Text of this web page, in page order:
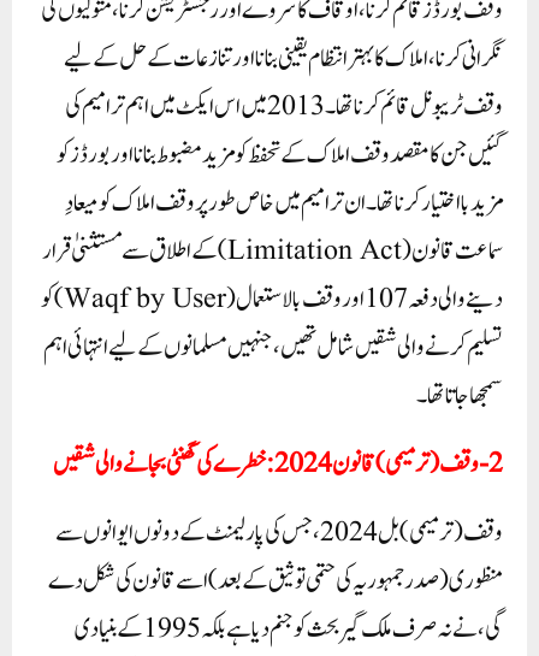
وقف بورڈز قائم کرنا، اوقاف کا سروے اور رجسٹریشن کرنا، متولیوں کی
نگرانی کرنا، املاک کا بہتر انتظام یقینی بنانا اور تنازعات کے حل کے لیے
وقف ٹریبونل قائم کرنا تھا۔ 2013 میں اس ایکٹ میں اہم ترامیم کی
گئیں جن کا مقصد وقف املاک کے تحفظ کو مزید مضبوط بنانا اور بورڈز کو
مزید بااختیار کرنا تھا۔ ان ترامیم میں خاص طور پر وقف املاک کو میعادِ
سماعت قانون (Limitation Act) کے اطلاق سے مستثنیٰ قرار
دینے والی دفعہ 107 اور وقف بالاستعمال (Waqf by User) کو
تسلیم کرنے والی شقیں شامل تھیں، جنہیں مسلمانوں کے لیے انتہائی اہم
سمجھا جاتا تھا۔
2- وقف (ترمیمی) قانون 2024 : خطرے کی گھنٹی بجانے والی شقیں
وقف (ترمیمی) بل 2024، جس کی پارلیمنٹ کے دونوں ایوانوں سے
منظوری (صدر جمہوریہ کی حتمی توثیق کے بعد) اسے قانون کی شکل دے
گی، نے نہ صرف ملک گیر بحث کو جنم دیا ہے بلکہ 1995 کے بنیادی